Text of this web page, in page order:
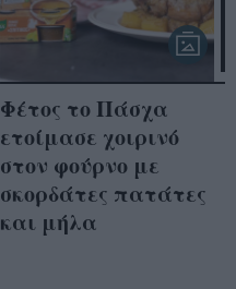
Φέτος το Πάσχα
ετοίμασε χοιρινό
στον φούρνο με
σκορδάτες πατάτες
και μήλα